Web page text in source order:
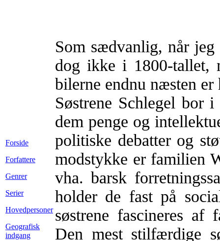
Forside
Forfattere
Genrer
Serier
Hovedpersoner
Geografisk
indgang
Som sædvanlig, når
dog ikke i 1800-tallet,
bilerne endnu næsten er
Søstrene Schlegel bor
dem penge og
politiske debatter og
modstykke er familien
vha. barsk
holder de fast på
søstrene fascineres af
Den mest stilfærdige